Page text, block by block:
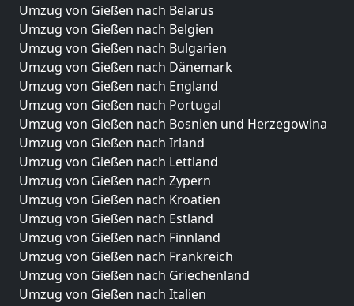
Umzug von Gießen nach Belarus
Umzug von Gießen nach Belgien
Umzug von Gießen nach Bulgarien
Umzug von Gießen nach Dänemark
Umzug von Gießen nach England
Umzug von Gießen nach Portugal
Umzug von Gießen nach Bosnien und Herzegowina
Umzug von Gießen nach Irland
Umzug von Gießen nach Lettland
Umzug von Gießen nach Zypern
Umzug von Gießen nach Kroatien
Umzug von Gießen nach Estland
Umzug von Gießen nach Finnland
Umzug von Gießen nach Frankreich
Umzug von Gießen nach Griechenland
Umzug von Gießen nach Italien